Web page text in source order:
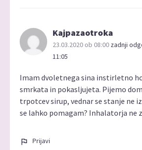
Kajpazaotroka
23.03.2020 ob 08:00 zadnji
11:05
Imam dvoletnega sina instirletno
smrkata in pokasljujeta. Pijemo
trpotcev sirup, vednar se stanje ne
se lahko pomagam? Inhalatorja ne
Prijavi